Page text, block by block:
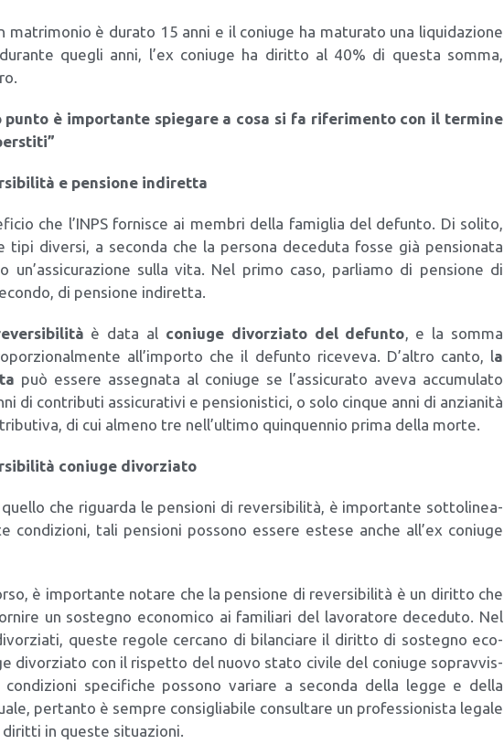
matri­mo­nio è dura­to 15 anni e il coniu­ge ha matu­ra­to una liqui­da­zio­ne
que­gli anni, l’ex coniu­ge ha dirit­to al 40% di que­sta som­ma,
è impor­tan­te spie­ga­re a cosa si fa rife­ri­men­to con il ter­mi­ne
e pen­sio­ne indi­ret­ta
che l’INPS for­ni­sce ai mem­bri del­la fami­glia del defun­to. Di soli­to,
tipi diver­si, a secon­da che la per­so­na dece­du­ta fos­se già pen­sio­na­ta
un’as­si­cu­ra­zio­ne sul­la vita. Nel pri­mo caso, par­lia­mo di pen­sio­ne di
di pen­sio­ne indi­ret­ta.
è data al coniu­ge divor­zia­to del defun­to, e la som­ma
all’im­por­to che il defun­to rice­ve­va. D’al­tro can­to, la
può esse­re asse­gna­ta al coniu­ge se l’as­si­cu­ra­to ave­va accu­mu­la­to
di con­tri­bu­ti assi­cu­ra­ti­vi e pen­sio­ni­sti­ci, o solo cin­que anni di anzia­ni­tà
di cui alme­no tre nel­l’ul­ti­mo quin­quen­nio pri­ma del­la mor­te.
coniu­ge divor­zia­to
quel­lo che riguar­da le pen­sio­ni di rever­si­bi­li­tà, è impor­tan­te sot­to­li­nea­
con­di­zio­ni, tali pen­sio­ni pos­so­no esse­re este­se anche all’ex coniu­ge
è impor­tan­te nota­re che la pen­sio­ne di rever­si­bi­li­tà è un dirit­to che
un soste­gno eco­no­mi­co ai fami­lia­ri del lavo­ra­to­re dece­du­to. Nel
que­ste rego­le cer­ca­no di bilan­cia­re il dirit­to di soste­gno eco­
divor­zia­to con il rispet­to del nuo­vo sta­to civi­le del coniu­ge soprav­vis­
spe­ci­fi­che pos­so­no varia­re a secon­da del­la leg­ge e del­la
per­tan­to è sem­pre con­si­glia­bi­le con­sul­ta­re un pro­fes­sio­ni­sta lega­le
in que­ste situa­zio­ni.